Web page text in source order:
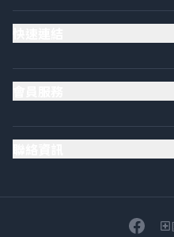
local_hospital